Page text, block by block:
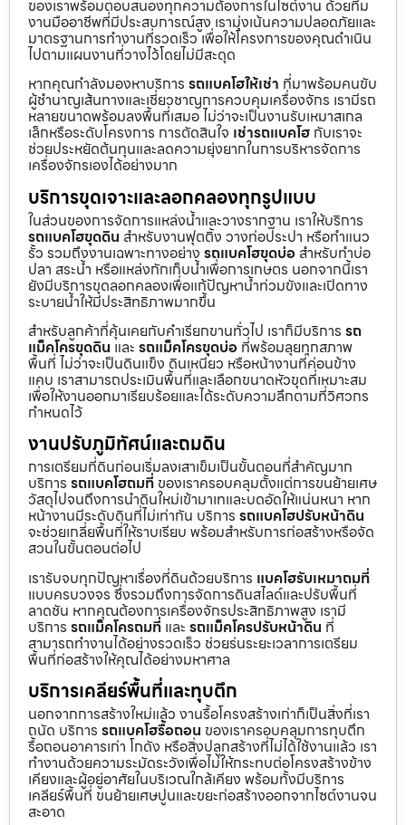
ของเราพร้อมตอบสนองทุกความต้องการในไซต์งาน ด้วยทีม
งานมืออาชีพที่มีประสบการณ์สูง เรามุ่งเน้นความปลอดภัยและ
มาตรฐานการทำงานที่รวดเร็ว เพื่อให้โครงการของคุณดำเนิน
ไปตามแผนงานที่วางไว้โดยไม่มีสะดุด
หากคุณกำลังมองหาบริการ รถแบคโฮให้เช่า ที่มาพร้อมคนขับ
ผู้ชำนาญเส้นทางและเชี่ยวชาญการควบคุมเครื่องจักร เรามีรถ
หลายขนาดพร้อมลงพื้นที่เสมอ ไม่ว่าจะเป็นงานรับเหมาสเกล
เล็กหรือระดับโครงการ การตัดสินใจ เช่ารถแบคโฮ กับเราจะ
ช่วยประหยัดต้นทุนและลดความยุ่งยากในการบริหารจัดการ
เครื่องจักรเองได้อย่างมาก
บริการขุดเจาะและลอกคลองทุกรูปแบบ
ในส่วนของการจัดการแหล่งน้ำและวางรากฐาน เราให้บริการ
รถแบคโฮขุดดิน สำหรับงานฟุตติ้ง วางท่อประปา หรือทำแนว
รั้ว รวมถึงงานเฉพาะทางอย่าง รถแบคโฮขุดบ่อ สำหรับทำบ่อ
ปลา สระน้ำ หรือแหล่งกักเก็บน้ำเพื่อการเกษตร นอกจากนี้เรา
ยังมีบริการขุดลอกคลองเพื่อแก้ปัญหาน้ำท่วมขังและเปิดทาง
ระบายน้ำให้มีประสิทธิภาพมากขึ้น
สำหรับลูกค้าที่คุ้นเคยกับคำเรียกขานทั่วไป เราก็มีบริการ รถ
แม็คโครขุดดิน และ รถแม็คโครขุดบ่อ ที่พร้อมลุยทุกสภาพ
พื้นที่ ไม่ว่าจะเป็นดินแข็ง ดินเหนียว หรือหน้างานที่ค่อนข้าง
แคบ เราสามารถประเมินพื้นที่และเลือกขนาดหัวขุดที่เหมาะสม
เพื่อให้งานออกมาเรียบร้อยและได้ระดับความลึกตามที่วิศวกร
กำหนดไว้
งานปรับภูมิทัศน์และถมดิน
การเตรียมที่ดินก่อนเริ่มลงเสาเข็มเป็นขั้นตอนที่สำคัญมาก
บริการ รถแบคโฮถมที่ ของเราครอบคลุมตั้งแต่การขนย้ายเศษ
วัสดุไปจนถึงการนำดินใหม่เข้ามาเทและบดอัดให้แน่นหนา หาก
หน้างานมีระดับดินที่ไม่เท่ากัน บริการ รถแบคโฮปรับหน้าดิน
จะช่วยเกลี่ยพื้นที่ให้ราบเรียบ พร้อมสำหรับการก่อสร้างหรือจัด
สวนในขั้นตอนต่อไป
เรารับจบทุกปัญหาเรื่องที่ดินด้วยบริการ แบคโฮรับเหมาถมที่
แบบครบวงจร ซึ่งรวมถึงการจัดการดินสไลด์และปรับพื้นที่
ลาดชัน หากคุณต้องการเครื่องจักรประสิทธิภาพสูง เรามี
บริการ รถแม็คโครถมที่ และ รถแม็คโครปรับหน้าดิน ที่
สามารถทำงานได้อย่างรวดเร็ว ช่วยร่นระยะเวลาการเตรียม
พื้นที่ก่อสร้างให้คุณได้อย่างมหาศาล
บริการเคลียร์พื้นที่และทุบตึก
นอกจากการสร้างใหม่แล้ว งานรื้อโครงสร้างเก่าก็เป็นสิ่งที่เรา
ถนัด บริการ รถแบคโฮรื้อถอน ของเราครอบคลุมการทุบตึก
รื้อถอนอาคารเก่า โกดัง หรือสิ่งปลูกสร้างที่ไม่ได้ใช้งานแล้ว เรา
ทำงานด้วยความระมัดระวังเพื่อไม่ให้กระทบต่อโครงสร้างข้าง
เคียงและผู้อยู่อาศัยในบริเวณใกล้เคียง พร้อมทั้งมีบริการ
เคลียร์พื้นที่ ขนย้ายเศษปูนและขยะก่อสร้างออกจากไซต์งานจน
สะอาด